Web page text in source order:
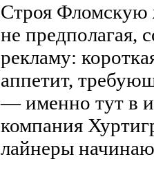
Строя Фломскую
не предполагая,
рекламу:
аппетит,
— именно тут в
компания
лайнеры